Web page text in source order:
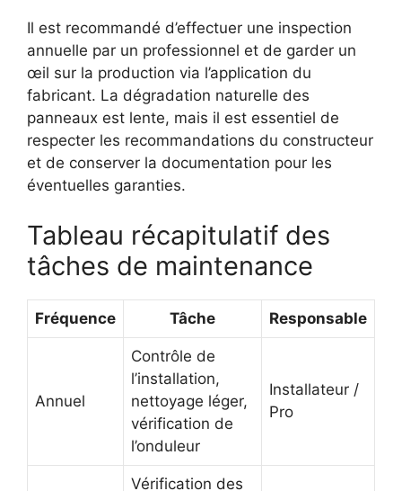
Il est recommandé d’effectuer une inspection
annuelle par un professionnel et de garder un
œil sur la production via l’application du
fabricant. La dégradation naturelle des
panneaux est lente, mais il est essentiel de
respecter les recommandations du constructeur
et de conserver la documentation pour les
éventuelles garanties.
Tableau récapitulatif des
tâches de maintenance
Fréquence Tâche Responsable
Annuel
Contrôle de
l’installation,
nettoyage léger,
vérification de
l’onduleur
Installateur /
Pro
Vérification des